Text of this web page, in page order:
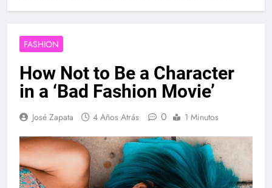
FASHION
How Not to Be a Character
in a ‘Bad Fashion Movie’
José Zapata 4 Años Atrás 0 1 Minutos